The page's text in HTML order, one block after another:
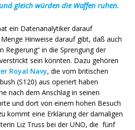
gleich würden die Waffen ruhen.
ein Datenanalytiker darauf
Hinweise darauf gibt, daß auch
Regierung“ in die Sprengung der
sein könnten. Dazu gehören
Royal Navy, die vom britischen
(S120) aus operiert haben
nach dem Anschlag in seinen
und dort von einem hohen Besuch
kommt eine Erklärung der damaligen
Liz Truss bei der UNO, die fünf